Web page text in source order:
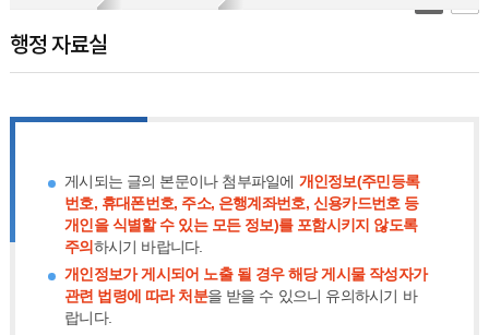
자
료
행정 자료실
게시되는 글의 본문이나 첨부파일에 개인정보(주민등록
번호, 휴대폰번호, 주소, 은행계좌번호, 신용카드번호 등
개인을 식별할 수 있는 모든 정보)를 포함시키지 않도록
주의하시기 바랍니다.
개인정보가 게시되어 노출 될 경우 해당 게시물 작성자가
관련 법령에 따라 처분을 받을 수 있으니 유의하시기 바
랍니다.